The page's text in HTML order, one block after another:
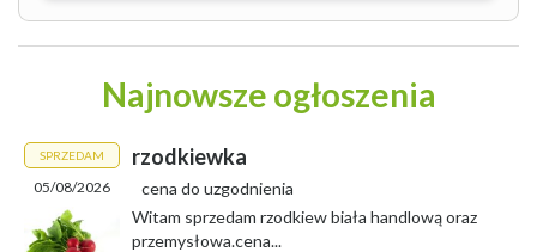
Najnowsze ogłoszenia
SPRZEDAM
05/08/2026
rzodkiewka
cena do uzgodnienia
Witam sprzedam rzodkiew biała handlową oraz
przemysłowa.cena...